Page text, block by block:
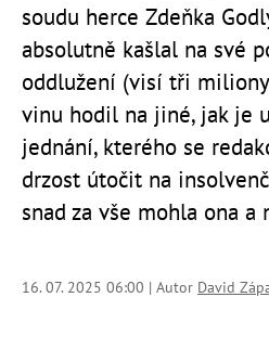
soudu herce Zdeňka
absolutně kašlal na své
oddlužení (visí tři
vinu hodil na jiné, jak je
jednání, kterého se
drzost útočit na
snad za vše mohla ona a
16. 07. 2025 06:00 | Autor David